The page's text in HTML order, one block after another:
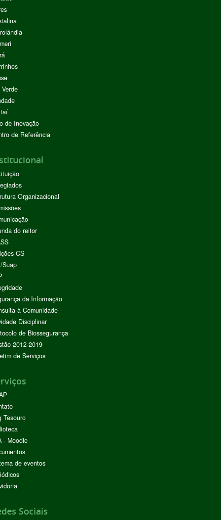
de Inovação
de Referência
Organizacional
do reitor
CS
Suap
da Informação
à Comunidade
Disciplinar
de Biossegurança
2012-2019
de Serviços
Tesouro
- Moodle
de eventos
Sociais